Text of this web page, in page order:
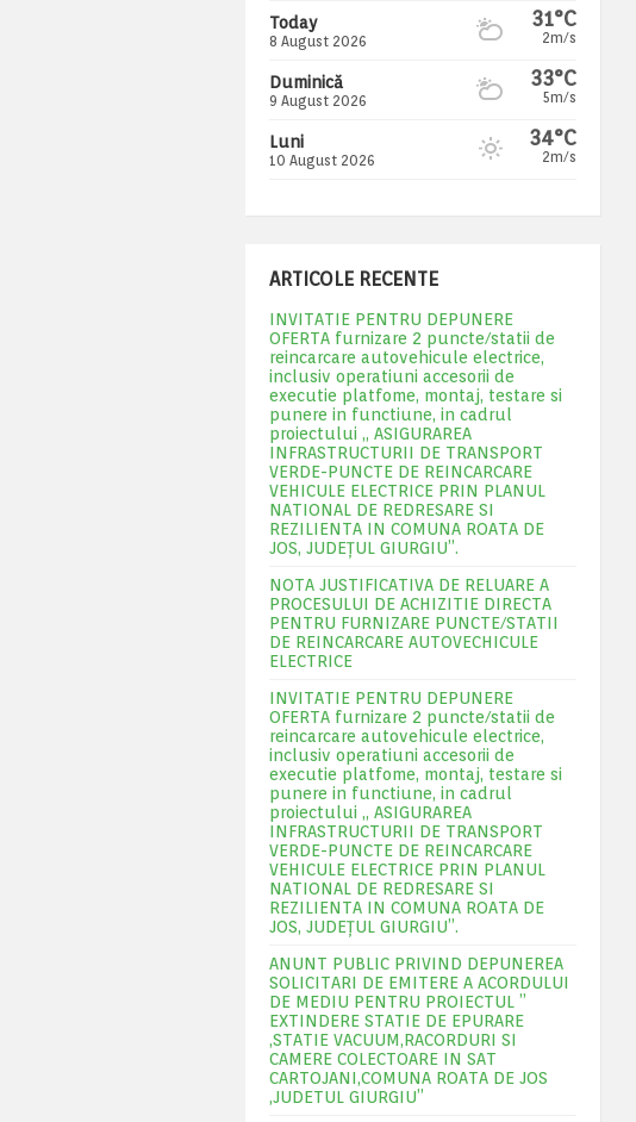
Today
8 August 2026
31°C
2m/s
Duminică
9 August 2026
33°C
5m/s
Luni
10 August 2026
34°C
2m/s
ARTICOLE RECENTE
INVITATIE PENTRU DEPUNERE
OFERTA furnizare 2 puncte/statii de
reincarcare autovehicule electrice,
inclusiv operatiuni accesorii de
executie platfome, montaj, testare si
punere in functiune, in cadrul
proiectului „ ASIGURAREA
INFRASTRUCTURII DE TRANSPORT
VERDE-PUNCTE DE REINCARCARE
VEHICULE ELECTRICE PRIN PLANUL
NATIONAL DE REDRESARE SI
REZILIENTA IN COMUNA ROATA DE
JOS, JUDEŢUL GIURGIU”.
NOTA JUSTIFICATIVA DE RELUARE A
PROCESULUI DE ACHIZITIE DIRECTA
PENTRU FURNIZARE PUNCTE/STATII
DE REINCARCARE AUTOVECHICULE
ELECTRICE
INVITATIE PENTRU DEPUNERE
OFERTA furnizare 2 puncte/statii de
reincarcare autovehicule electrice,
inclusiv operatiuni accesorii de
executie platfome, montaj, testare si
punere in functiune, in cadrul
proiectului „ ASIGURAREA
INFRASTRUCTURII DE TRANSPORT
VERDE-PUNCTE DE REINCARCARE
VEHICULE ELECTRICE PRIN PLANUL
NATIONAL DE REDRESARE SI
REZILIENTA IN COMUNA ROATA DE
JOS, JUDEŢUL GIURGIU”.
ANUNT PUBLIC PRIVIND DEPUNEREA
SOLICITARI DE EMITERE A ACORDULUI
DE MEDIU PENTRU PROIECTUL ”
EXTINDERE STATIE DE EPURARE
,STATIE VACUUM,RACORDURI SI
CAMERE COLECTOARE IN SAT
CARTOJANI,COMUNA ROATA DE JOS
,JUDETUL GIURGIU”